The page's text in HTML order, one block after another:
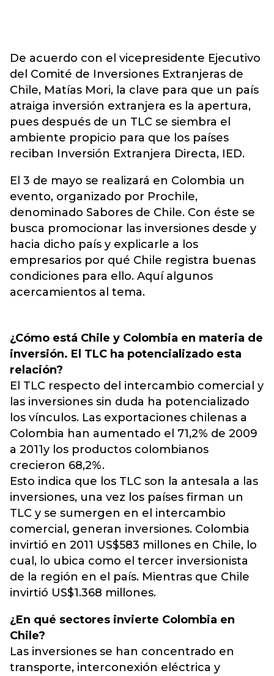
De acuerdo con el vicepresidente Ejecutivo
del Comité de Inversiones Extranjeras de
Chile, Matías Mori, la clave para que un país
atraiga inversión extranjera es la apertura,
pues después de un TLC se siembra el
ambiente propicio para que los países
reciban Inversión Extranjera Directa, IED.
El 3 de mayo se realizará en Colombia un
evento, organizado por Prochile,
denominado Sabores de Chile. Con éste se
busca promocionar las inversiones desde y
hacia dicho país y explicarle a los
empresarios por qué Chile registra buenas
condiciones para ello. Aquí algunos
acercamientos al tema.
¿Cómo está Chile y Colombia en materia de
inversión. El TLC ha potencializado esta
relación?
El TLC respecto del intercambio comercial y
las inversiones sin duda ha potencializado
los vínculos. Las exportaciones chilenas a
Colombia han aumentado el 71,2% de 2009
a 2011y los productos colombianos
crecieron 68,2%.
Esto indica que los TLC son la antesala a las
inversiones, una vez los países firman un
TLC y se sumergen en el intercambio
comercial, generan inversiones. Colombia
invirtió en 2011 US$583 millones en Chile, lo
cual, lo ubica como el tercer inversionista
de la región en el país. Mientras que Chile
invirtió US$1.368 millones.
¿En qué sectores invierte Colombia en
Chile?
Las inversiones se han concentrado en
transporte, interconexión eléctrica y